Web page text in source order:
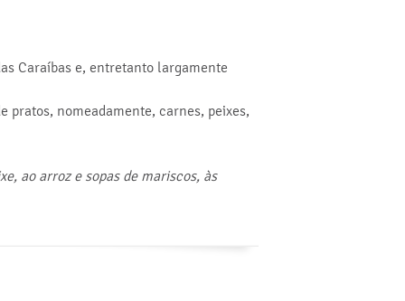
Caraíbas e, entretanto largamente
pratos, nomeadamente, carnes, peixes,
ao arroz e sopas de mariscos, às